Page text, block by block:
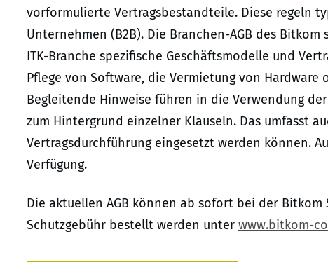
vorformulierte Vertragsbestandteile. Diese regeln
Unternehmen (B2B). Die Branchen-AGB des
ITK-Branche spezifische Geschäftsmodelle und
Pflege von Software, die Vermietung von
Begleitende Hinweise führen in die Verwendung
zum Hintergrund einzelner Klauseln. Das umfasst
Vertragsdurchführung eingesetzt werden können.
Verfügung.
Die aktuellen AGB können ab sofort bei der Bitkom
Schutzgebühr bestellt werden unter www.bitkom-